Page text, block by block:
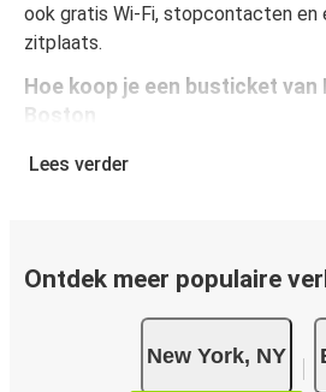
ook gratis Wi-Fi, stopcontacten en
zitplaats.
Hoe koop je een busticket van
Boston
Een busticket boeken is heel
Apple Pay. Je kunt ook contant
Lees verder
Ontdek meer populaire
New York, NY